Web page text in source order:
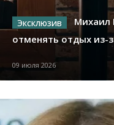
Михаил
отменять отдых из-
09 июля 2026